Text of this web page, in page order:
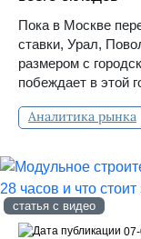
Пока в Москве
ставки, Урал,
размером с
побеждает в этой
Аналитика рынка
статья с видео